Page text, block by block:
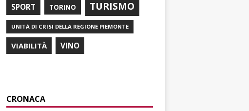
SPORT TORINO TURISMO
UNITÀ DI CRISI DELLA REGIONE PIEMONTE
VIABILITÀ VINO
CRONACA